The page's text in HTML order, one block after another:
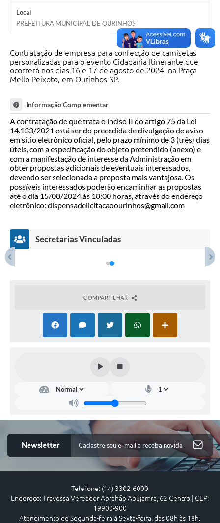
Local
PREFEITURA MUNICIPAL DE OURINHOS
Contratação de empresa para confecção de camisetas
personalizadas para o evento Cidadania Itinerante que
ocorrerá nos dias 16 e 17 de agosto de 2024, na Praça
Mello Peixoto, em Ourinhos-SP.
Informação Complementar
A contratação de que trata o inciso II do artigo 75 da Lei
14.133/2021 está sendo precedida de divulgação de aviso
em sítio eletrônico oficial, pelo prazo mínimo de 3 (três) dias
úteis, com a especificação do objeto pretendido (anexo) e
com a manifestação de interesse da Administração em
obter propostas adicionais de eventuais interessados,
devendo ser selecionada a proposta mais vantajosa. Os
possíveis interessados poderão encaminhar as propostas
até o dia 15/08/2024 às 18:00 horas, através do endereço
eletrônico: dispensadelicitacaoourinhos@gmail.com
Secretarias Vinculadas
ada
COMPARTILHAR
Newsletter
Telefone: (14) 3302-6000
Endereço: Travessa Vereador Abrahão Abujamra, 62 Centro | CEP:
19900-900
Atendimento de Segunda-feira à Sexta-feira, das 08h às 18h.